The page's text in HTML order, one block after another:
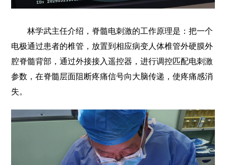
林学武主任介绍，脊髓电刺激的工作原理是：把一个
电极通过患者的椎管，放置到相应病变人体椎管外硬膜外
腔脊髓背部，通过外接接入遥控器，进行调控匹配电刺激
参数，在脊髓层面阻断疼痛信号向大脑传递，使疼痛感消
失。